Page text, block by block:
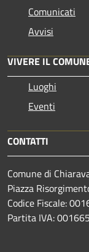
Comunicati
Avvisi
VIVERE IL
Luoghi
Eventi
CONTATTI
Comune di
Piazza
Codice Fiscale:
Partita IVA: